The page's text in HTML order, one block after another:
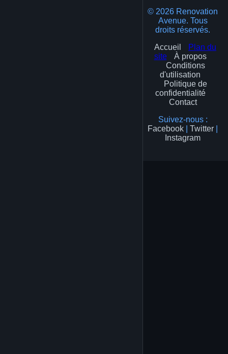
© 2026 Renovation
Avenue. Tous
droits réservés.
Accueil
Plan du
site
À propos
Conditions
d'utilisation
Politique de
confidentialité
Contact
Suivez-nous :
Facebook
Twitter
Instagram